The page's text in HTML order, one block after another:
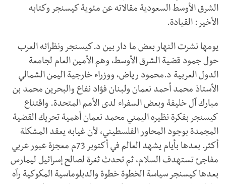
الشرق الأوسط السعودية مقالاته عن مئوية كيسنجر وكتابه
الأخير: القيادة.
يومها نشرت النهار بعض ما دار بين د.كيسنجر ونظرائه العرب
حول جمود قضية الشرق الأوسط، وهم الأمين العام لجامعة
الدول العربية د.محمود رياض، ووزراء خارجية اليمن الشمالي
الأستاذ محمد أحمد نعمان ولبنان فؤاد نفاع والبحرين محمد بن
مبارك آل خليفة وبعض السفراء لدى الأمم المتحدة. واقتناع
كيسنجر بفكرة نظيره اليمني محمد نعمان أهمية تحريك القضية
المجمدة بوجود المحاور الفلسطيني، لأن غيابه يعقد المشكلة
أكثر. بعدها بأيام يشهد العالم في أكتوبر 73م معجزة عبور عربي
مفاجئ تستهدف السلام، ثم تحدث ثغرة لصالح إسرائيل ليمارس
بعدها كيسنجر سياسة الخطوة خطوة والدبلوماسية المكوكية رآه